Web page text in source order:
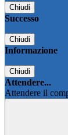
Chiudi
Successo
Chiudi
Informazione
Chiudi
Attendere...
Attendere il